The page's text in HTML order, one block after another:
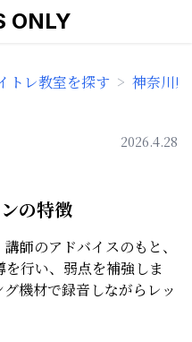
ONLY
トレ教室を探す > 神奈川
2026.4.28
の特徴
師のアドバイスのもと、
行い、弱点を補強しま
機材で録音しながらレッ